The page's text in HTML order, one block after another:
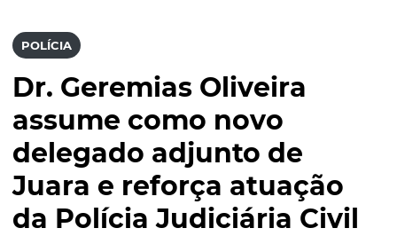
POLÍCIA
Dr. Geremias Oliveira
assume como novo
delegado adjunto de
Juara e reforça atuação
da Polícia Judiciária Civil